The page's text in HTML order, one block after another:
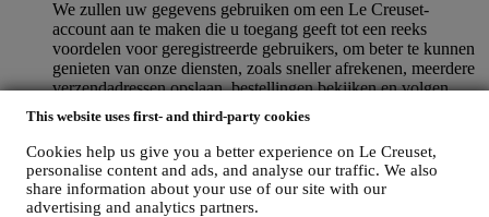
This website uses first- and third-party cookies
Cookies help us give you a better experience on Le Creuset,
personalise content and ads, and analyse our traffic. We also
share information about your use of our site with our
advertising and analytics partners.
We zullen uw gegevens gebruiken om een Le Creuset-
account aan te maken die u toegang geeft tot een reeks
voordelen voor geregistreerde gebruikers, om beter te kunnen
genieten van onze diensten, zoals sneller afrekenen, meerdere
verzendadressen opslaan, bestellingen bekijken en volgen.
Elke verwerkingsactiviteit is vereist om ons in staat te stellen
deze diensten aan u als Le Creuset-accounthouder te leveren.
OM UW BESTELLINGEN TE BEHEREN EN OM ONZE
PRODUCTEN, DIENSTEN EN ASSISTENTIE AAN U
TE LEVEREN
Wij zullen uw gegevens gebruiken om onze contractuele